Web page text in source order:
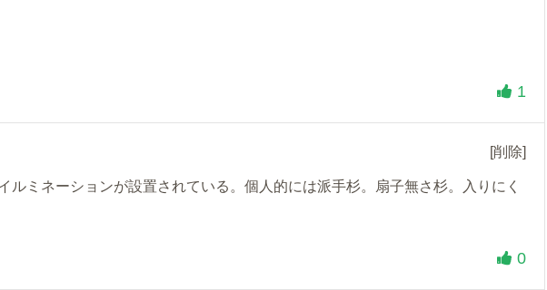
1
[削除]
ルミネーションが設置されている。個人的には派手杉。扇子無さ杉。入りにく
0